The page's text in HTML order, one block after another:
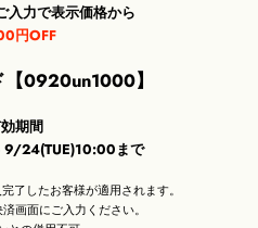
入力で表示価格から
円OFF
0920un1000】
期間
24(TUE)10:00まで
了したお客様が適用されます。
画面にご入力ください。